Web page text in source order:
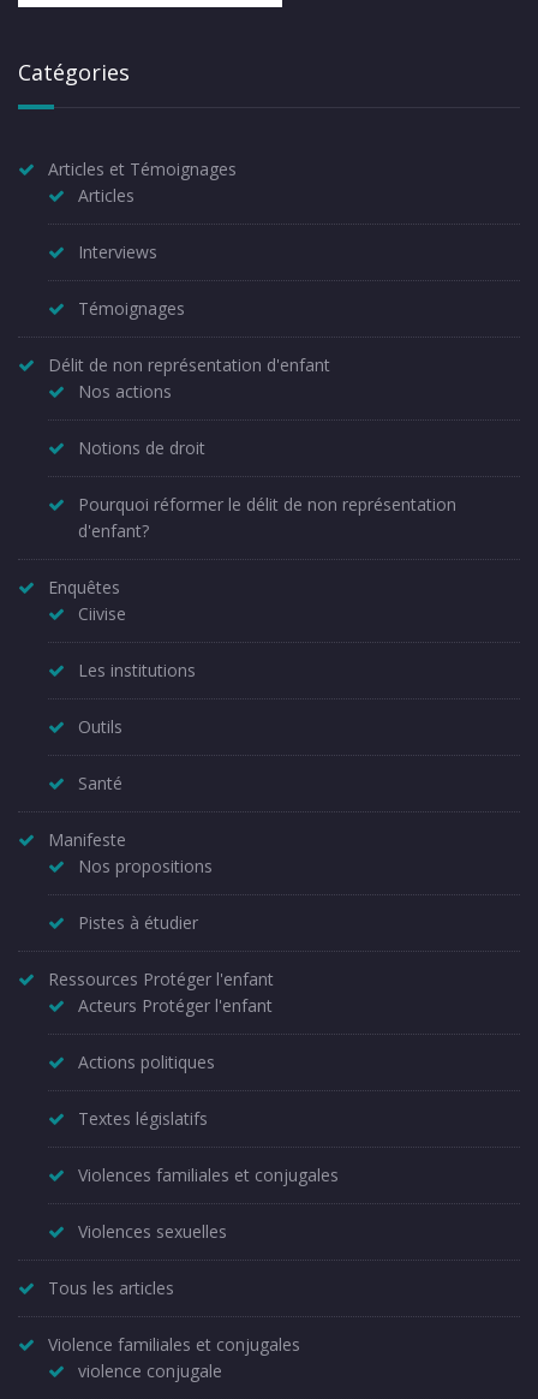
Catégories
Articles et Témoignages
Articles
Interviews
Témoignages
Délit de non représentation d'enfant
Nos actions
Notions de droit
Pourquoi réformer le délit de non représentation
d'enfant?
Enquêtes
Ciivise
Les institutions
Outils
Santé
Manifeste
Nos propositions
Pistes à étudier
Ressources Protéger l'enfant
Acteurs Protéger l'enfant
Actions politiques
Textes législatifs
Violences familiales et conjugales
Violences sexuelles
Tous les articles
Violence familiales et conjugales
violence conjugale